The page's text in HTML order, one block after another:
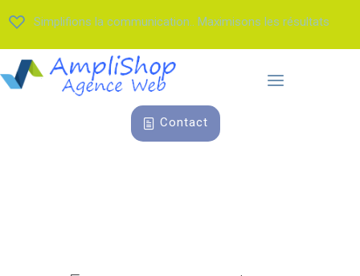
Simplifions la communication.. Maximisons les résultats
Contact